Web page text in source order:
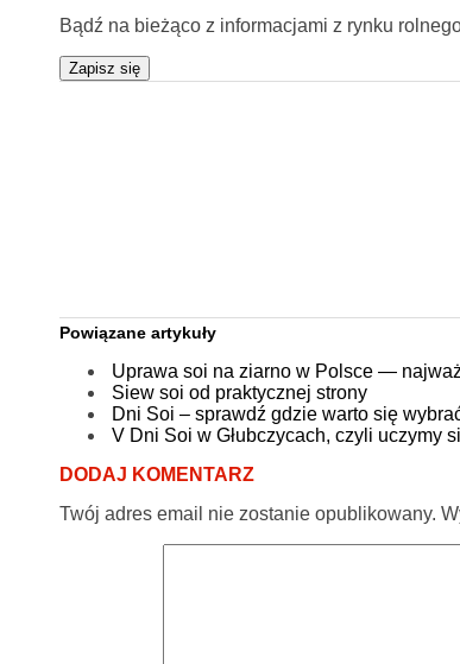
Bądź na bieżąco z informacjami z rynku
Zapisz się
Powiązane artykuły
Uprawa soi na ziarno w Polsce —
Siew soi od praktycznej strony
Dni Soi – sprawdź gdzie warto się
V Dni Soi w Głubczycach, czyli uczymy
DODAJ KOMENTARZ
Twój adres email nie zostanie opublikowany.